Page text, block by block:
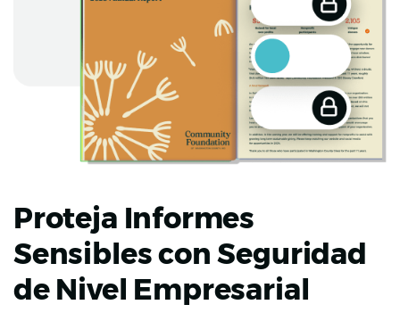
Proteja Informes
Sensibles con Seguridad
de Nivel Empresarial